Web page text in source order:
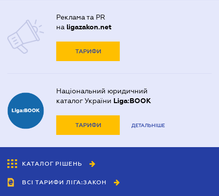
Реклама та PR
на ligazakon.net
ТАРИФИ
Національний юридичний
каталог України Liga:BOOK
ТАРИФИ ДЕТАЛЬНІШЕ
КАТАЛОГ РІШЕНЬ
ВСІ ТАРИФИ ЛІГА:ЗАКОН